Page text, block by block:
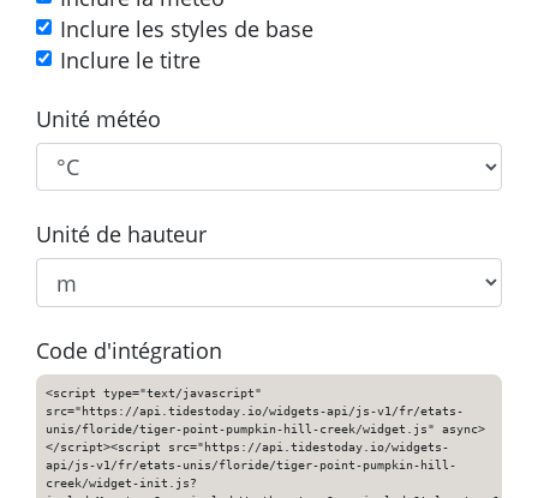
Inclure les styles de base
Inclure le titre
Unité météo
Unité de hauteur
Code d'intégration
<script type="text/javascript"
src="https://api.tidestoday.io/widgets-api/js-v1/fr/etats-
unis/floride/tiger-point-pumpkin-hill-creek/widget.js" async>
</script><script src="https://api.tidestoday.io/widgets-
api/js-v1/fr/etats-unis/floride/tiger-point-pumpkin-hill-
creek/widget-init.js?